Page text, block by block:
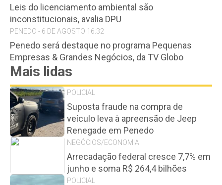
Leis do licenciamento ambiental são
inconstitucionais, avalia DPU
PENEDO - 6 DE AGOSTO 16:32
Penedo será destaque no programa Pequenas
Empresas & Grandes Negócios, da TV Globo
Mais lidas
POLICIAL
Suposta fraude na compra de
veículo leva à apreensão de Jeep
Renegade em Penedo
NEGÓCIOS/ECONOMIA
Arrecadação federal cresce 7,7% em
junho e soma R$ 264,4 bilhões
POLICIAL